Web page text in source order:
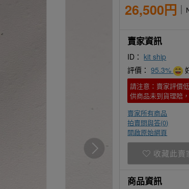
26,500円
賣家資訊
ID： kit ship
評價：95.3%
請注意：賣家評價
供商品未到貨理賠
賣家所有商品
拍賣問與答(0)
開啟原始網頁
收藏此賣
商品資訊